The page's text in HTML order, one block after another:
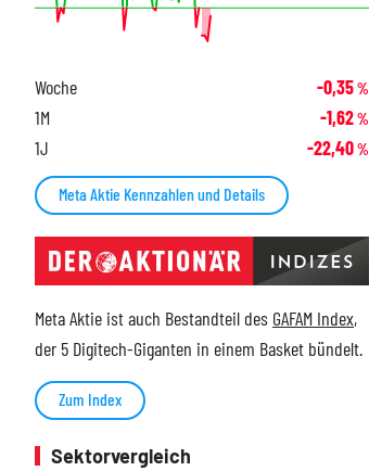
Woche -0,35%
1M -1,62%
1J -22,40%
Meta Aktie Kennzahlen und Details
Meta Aktie ist auch Bestandteil des GAFAM Index,
der 5 Digitech-Giganten in einem Basket bündelt.
Zum Index
Sektorvergleich